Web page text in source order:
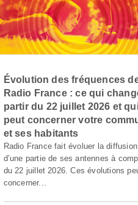
Évolution des fréquences
Radio France : ce qui
partir du 22 juillet 2026 et
peut concerner votre
et ses habitants
Radio France fait évoluer la diffusion
d’une partie de ses antennes à
du 22 juillet 2026. Ces évolutions
concerner...